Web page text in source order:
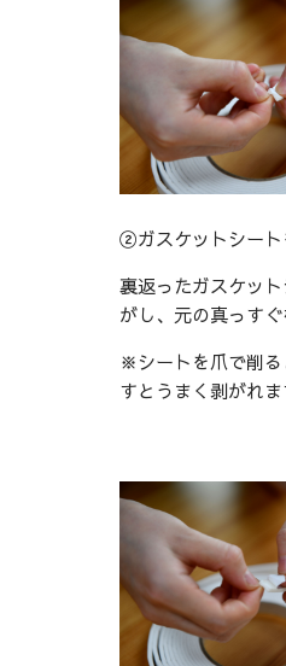
②ガスケットシート
裏返ったガスケッ
がし、元の真っす
※シートを爪で削
すとうまく剥がれま